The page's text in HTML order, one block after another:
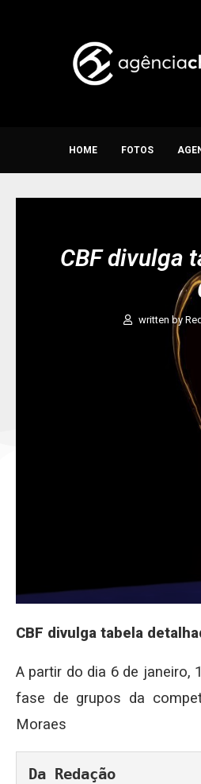
HOME FOTOS
CBF divulga
written by
CBF divulga tabela
A partir do dia 6 de janeiro,
fase de grupos da
Moraes
Da Redação